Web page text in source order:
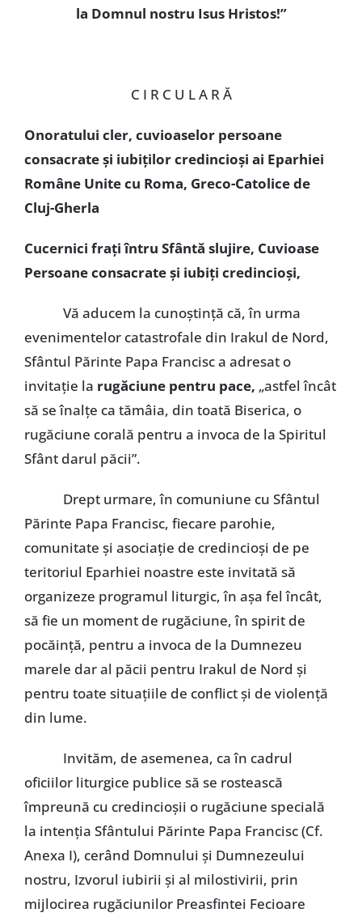
la Domnul nostru Isus Hristos!”
C I R C U L A R Ă
Onoratului cler, cuvioaselor persoane
consacrate şi iubiţilor credincioşi ai Eparhiei
Române Unite cu Roma, Greco-Catolice de
Cluj-Gherla
Cucernici fraţi întru Sfântă slujire, Cuvioase
Persoane consacrate şi iubiţi credincioşi,
Vă aducem la cunoştinţă că, în urma
evenimentelor catastrofale din Irakul de Nord,
Sfântul Părinte Papa Francisc a adresat o
invitaţie la rugăciune pentru pace, „astfel încât
să se înalţe ca tămâia, din toată Biserica, o
rugăciune corală pentru a invoca de la Spiritul
Sfânt darul păcii”.
Drept urmare, în comuniune cu Sfântul
Părinte Papa Francisc, fiecare parohie,
comunitate şi asociaţie de credincioşi de pe
teritoriul Eparhiei noastre este invitată să
organizeze programul liturgic, în aşa fel încât,
să fie un moment de rugăciune, în spirit de
pocăinţă, pentru a invoca de la Dumnezeu
marele dar al păcii pentru Irakul de Nord şi
pentru toate situaţiile de conflict şi de violenţă
din lume.
Invităm, de asemenea, ca în cadrul
oficiilor liturgice publice să se rostească
împreună cu credincioşii o rugăciune specială
la intenţia Sfântului Părinte Papa Francisc (Cf.
Anexa I), cerând Domnului şi Dumnezeului
nostru, Izvorul iubirii şi al milostivirii, prin
mijlocirea rugăciunilor Preasfintei Fecioare